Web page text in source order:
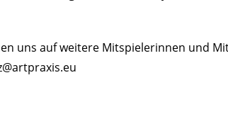
uns auf weitere Mitspielerinnen und